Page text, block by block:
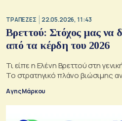
ΤΡΑΠΕΖΕΣ 22.05.2026, 11:43
Βρεττού: Στόχος μας να
από τα κέρδη του 2026
Τι είπε η Ελένη Βρεττού στη
Το στρατηγικό πλάνο βιώσιμης
Αγης Μάρκου